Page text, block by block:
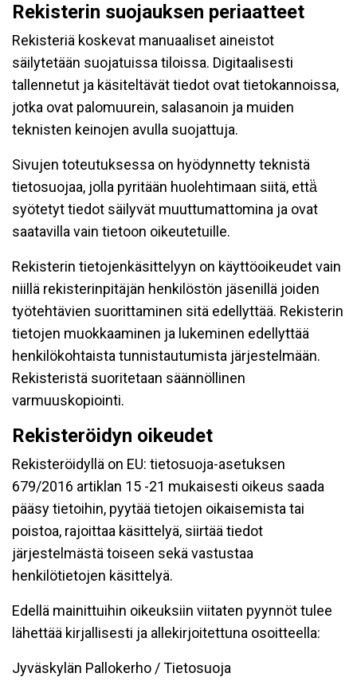
Rekisterin suojauksen periaatteet
Rekisteriä koskevat manuaaliset aineistot
säilytetään suojatuissa tiloissa. Digitaalisesti
tallennetut ja käsiteltävät tiedot ovat tietokannoissa,
jotka ovat palomuurein, salasanoin ja muiden
teknisten keinojen avulla suojattuja.
Sivujen toteutuksessa on hyödynnetty teknistä
tietosuojaa, jolla pyritään huolehtimaan siitä, että̈
syötetyt tiedot säilyvät muuttumattomina ja ovat
saatavilla vain tietoon oikeutetuille.
Rekisterin tietojenkäsittelyyn on käyttöoikeudet vain
niillä rekisterinpitäjän henkilöstön jäsenillä joiden
työtehtävien suorittaminen sitä edellyttää. Rekisterin
tietojen muokkaaminen ja lukeminen edellyttää
henkilökohtaista tunnistautumista järjestelmään.
Rekisteristä suoritetaan säännöllinen
varmuuskopiointi.
Rekisteröidyn oikeudet
Rekisteröidyllä on EU: tietosuoja-asetuksen
679/2016 artiklan 15 -21 mukaisesti oikeus saada
pääsy tietoihin, pyytää tietojen oikaisemista tai
poistoa, rajoittaa käsittelyä, siirtää tiedot
järjestelmästä toiseen sekä vastustaa
henkilötietojen käsittelyä.
Edellä mainittuihin oikeuksiin viitaten pyynnöt tulee
lähettää kirjallisesti ja allekirjoitettuna osoitteella:
Jyväskylän Pallokerho / Tietosuoja